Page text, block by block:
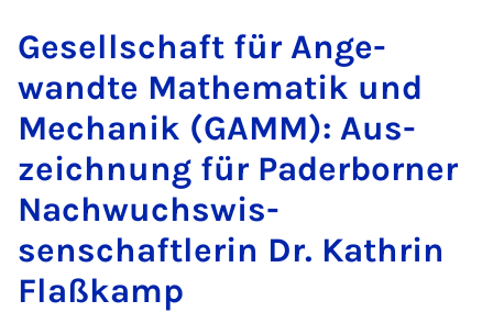
Gesell­schaft für An­ge­
wandte Math­em­atik und
Mech­anik (GAMM): Aus­
zeich­nung für Pader­borner
Nachwuch­swis­
senschaftler­in Dr. Kath­rin
Flaßkamp